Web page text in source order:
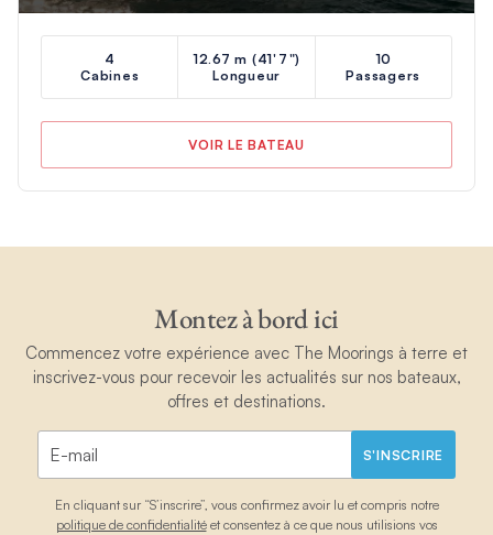
4
Cabines
12.67 m (41'7")
Longueur
10
Passagers
VOIR LE BATEAU
Montez à bord ici
Commencez votre expérience avec The Moorings à terre et
inscrivez-vous pour recevoir les actualités sur nos bateaux,
offres et destinations.
S'INSCRIRE
En cliquant sur “S’inscrire”, vous confirmez avoir lu et compris notre
politique de confidentialitéet consentez à ce que nous utilisions vos